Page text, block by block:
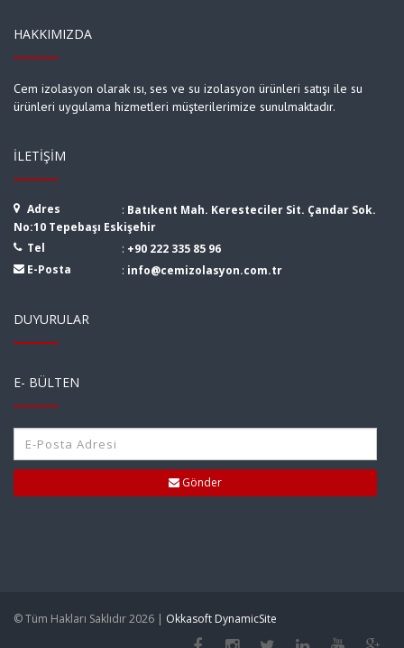
HAKKIMIZDA
Cem izolasyon olarak ısı, ses ve su izolasyon ürünleri satışı ile su
ürünleri uygulama hizmetleri müşterilerimize sunulmaktadır.
İLETIŞIM
Adres : Batıkent Mah. Keresteciler Sit. Çandar Sok.
No:10 Tepebaşı Eskişehir
Tel
: +90 222 335 85 96
E-Posta
: info@cemizolasyon.com.tr
DUYURULAR
E- BÜLTEN
Gönder
© Tüm Hakları Saklıdır 2026 | Okkasoft DynamicSite